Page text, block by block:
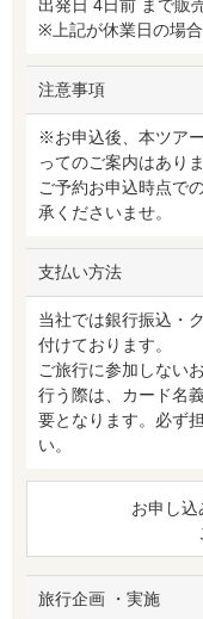
出発日 4日前 まで販
※上記が休業日の場合
注意事項
※お申込後、本ツア
ってのご案内はありま
ご予約お申込時点で
承くださいませ。
支払い方法
当社では銀行振込・
付けております。
ご旅行に参加しない
行う際は、カード名
要となります。必ず
い。
お申し込
旅行企画 ・実施